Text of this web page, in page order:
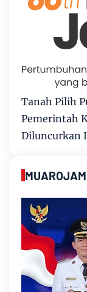
Tanah Pilih
Pemerintah
Diluncurkan